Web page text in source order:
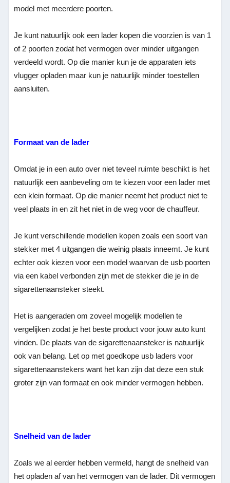
model met meerdere poorten.
Je kunt natuurlijk ook een lader kopen die voorzien is van 1
of 2 poorten zodat het vermogen over minder uitgangen
verdeeld wordt. Op die manier kun je de apparaten iets
vlugger opladen maar kun je natuurlijk minder toestellen
aansluiten.
Formaat van de lader
Omdat je in een auto over niet teveel ruimte beschikt is het
natuurlijk een aanbeveling om te kiezen voor een lader met
een klein formaat. Op die manier neemt het product niet te
veel plaats in en zit het niet in de weg voor de chauffeur.
Je kunt verschillende modellen kopen zoals een soort van
stekker met 4 uitgangen die weinig plaats inneemt. Je kunt
echter ook kiezen voor een model waarvan de usb poorten
via een kabel verbonden zijn met de stekker die je in de
sigarettenaansteker steekt.
Het is aangeraden om zoveel mogelijk modellen te
vergelijken zodat je het beste product voor jouw auto kunt
vinden. De plaats van de sigarettenaansteker is natuurlijk
ook van belang. Let op met goedkope usb laders voor
sigarettenaanstekers want het kan zijn dat deze een stuk
groter zijn van formaat en ook minder vermogen hebben.
Snelheid van de lader
Zoals we al eerder hebben vermeld, hangt de snelheid van
het opladen af van het vermogen van de lader. Dit vermogen